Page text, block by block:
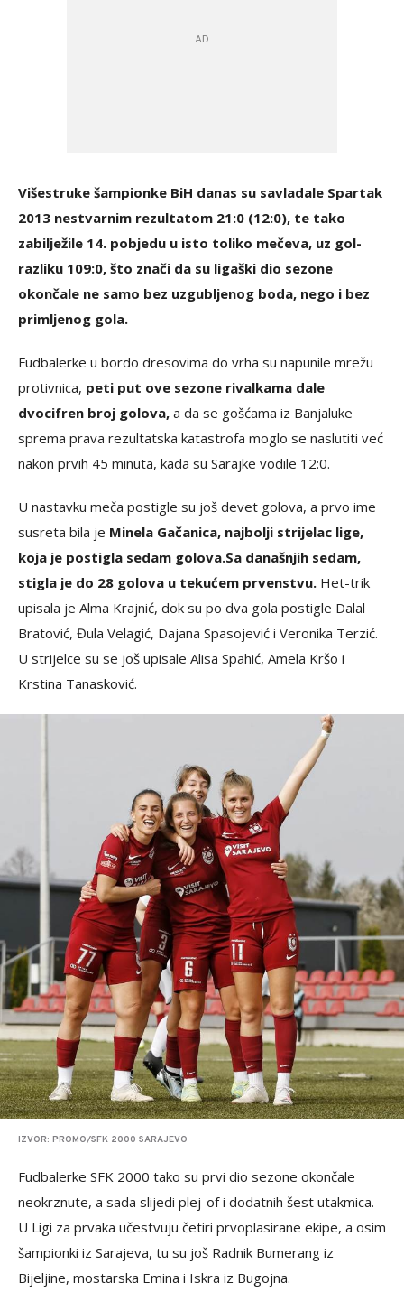
Višestruke šampionke BiH danas su savladale Spartak
2013 nestvarnim rezultatom 21:0 (12:0), te tako
zabilježile 14. pobjedu u isto toliko mečeva, uz gol-
razliku 109:0, što znači da su ligaški dio sezone
okončale ne samo bez uzgubljenog boda, nego i bez
primljenog gola.
Fudbalerke u bordo dresovima do vrha su napunile mrežu
protivnica, peti put ove sezone rivalkama dale
dvocifren broj golova, a da se gošćama iz Banjaluke
sprema prava rezultatska katastrofa moglo se naslutiti već
nakon prvih 45 minuta, kada su Sarajke vodile 12:0.
U nastavku meča postigle su još devet golova, a prvo ime
susreta bila je Minela Gačanica, najbolji strijelac lige,
koja je postigla sedam golova.Sa današnjih sedam,
stigla je do 28 golova u tekućem prvenstvu. Het-trik
upisala je Alma Krajnić, dok su po dva gola postigle Dalal
Bratović, Đula Velagić, Dajana Spasojević i Veronika Terzić.
U strijelce su se još upisale Alisa Spahić, Amela Kršo i
Krstina Tanasković.
IZVOR: PROMO/SFK 2000 SARAJEVO
Fudbalerke SFK 2000 tako su prvi dio sezone okončale
neokrznute, a sada slijedi plej-of i dodatnih šest utakmica.
U Ligi za prvaka učestvuju četiri prvoplasirane ekipe, a osim
šampionki iz Sarajeva, tu su još Radnik Bumerang iz
Bijeljine, mostarska Emina i Iskra iz Bugojna.